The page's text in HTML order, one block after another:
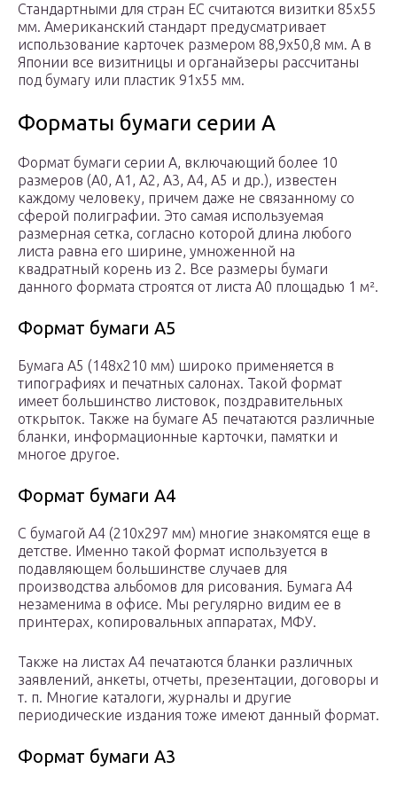
Стандартными для стран ЕС считаются визитки 85х55
мм. Американский стандарт предусматривает
использование карточек размером 88,9х50,8 мм. А в
Японии все визитницы и органайзеры рассчитаны
под бумагу или пластик 91х55 мм.
Форматы бумаги серии А
Формат бумаги серии А, включающий более 10
размеров (А0, А1, А2, А3, А4, А5 и др.), известен
каждому человеку, причем даже не связанному со
сферой полиграфии. Это самая используемая
размерная сетка, согласно которой длина любого
листа равна его ширине, умноженной на
квадратный корень из 2. Все размеры бумаги
данного формата строятся от листа A0 площадью 1 м².
Формат бумаги А5
Бумага А5 (148х210 мм) широко применяется в
типографиях и печатных салонах. Такой формат
имеет большинство листовок, поздравительных
открыток. Также на бумаге А5 печатаются различные
бланки, информационные карточки, памятки и
многое другое.
Формат бумаги А4
С бумагой А4 (210х297 мм) многие знакомятся еще в
детстве. Именно такой формат используется в
подавляющем большинстве случаев для
производства альбомов для рисования. Бумага А4
незаменима в офисе. Мы регулярно видим ее в
принтерах, копировальных аппаратах, МФУ.
Также на листах А4 печатаются бланки различных
заявлений, анкеты, отчеты, презентации, договоры и
т. п. Многие каталоги, журналы и другие
периодические издания тоже имеют данный формат.
Формат бумаги А3